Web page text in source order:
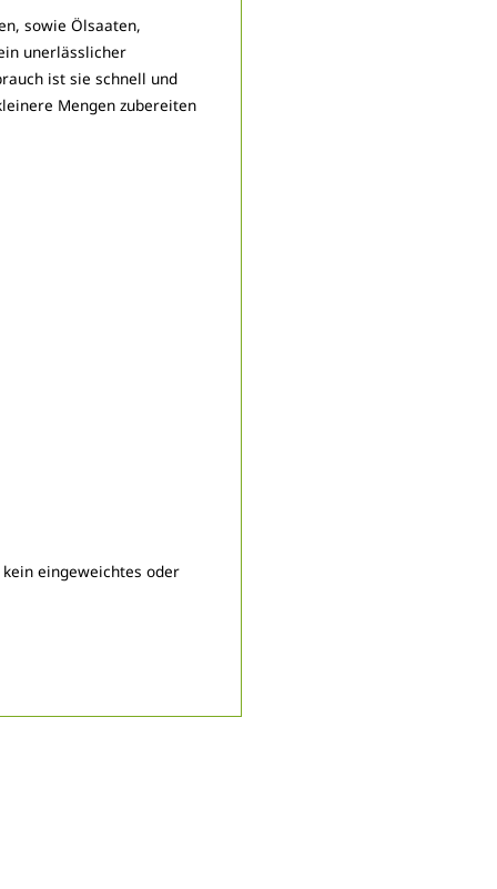
sowie Ölsaaten,
unerlässlicher
ist sie schnell und
Mengen zubereiten
eingeweichtes oder